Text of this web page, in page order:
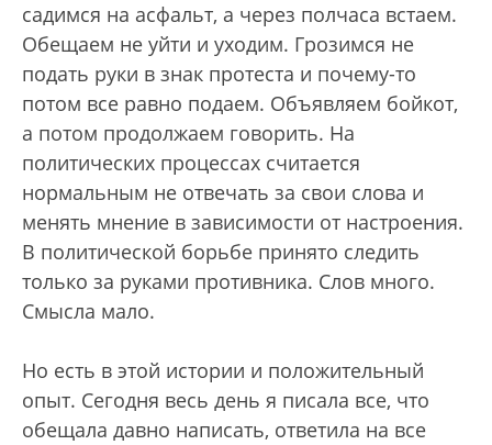
садимся на асфальт, а через полчаса встаем.
Обещаем не уйти и уходим. Грозимся не
подать руки в знак протеста и почему-то
потом все равно подаем. Объявляем бойкот,
а потом продолжаем говорить. На
политических процессах считается
нормальным не отвечать за свои слова и
менять мнение в зависимости от настроения.
В политической борьбе принято следить
только за руками противника. Слов много.
Смысла мало.
Но есть в этой истории и положительный
опыт. Сегодня весь день я писала все, что
обещала давно написать, ответила на все